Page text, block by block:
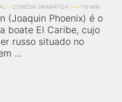
COMÉDIA DRAMÁTICA 116 MIN
(Joaquin Phoenix) é o
boate El Caribe, cujo
russo situado no
...